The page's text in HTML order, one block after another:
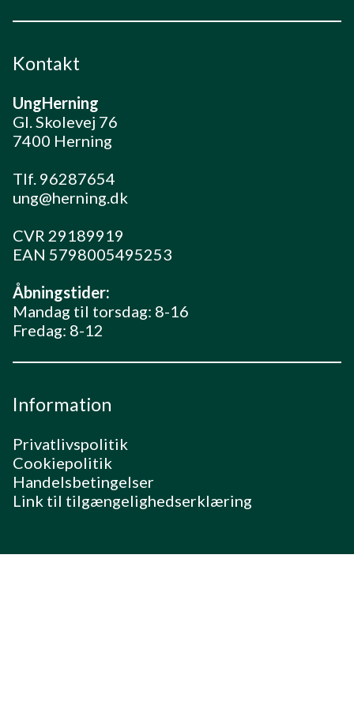
Kontakt
UngHerning
Gl. Skolevej 76
7400 Herning
Tlf. 96287654
ung@herning.dk
CVR 29189919
EAN 5798005495253
Åbningstider:
Mandag til torsdag: 8-16
Fredag: 8-12
Information
Privatlivspolitik
Cookiepolitik
Handelsbetingelser
Link til tilgængelighedserklæring